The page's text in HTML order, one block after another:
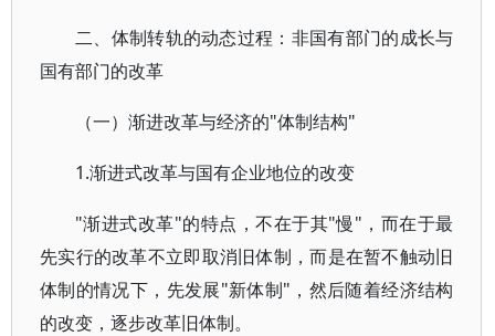
二、体制转轨的动态过程：非国有部门的成长与
国有部门的改革
（一）渐进改革与经济的"体制结构"
1.渐进式改革与国有企业地位的改变
"渐进式改革"的特点，不在于其"慢"，而在于最
先实行的改革不立即取消旧体制，而是在暂不触动旧
体制的情况下，先发展"新体制"，然后随着经济结构
的改变，逐步改革旧体制。